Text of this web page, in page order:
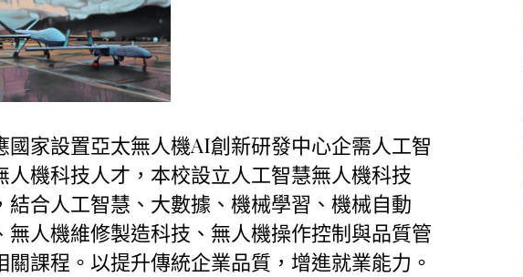
國家設置亞太無人機AI創新研發中心企需人工智
人機科技人才，本校設立人工智慧無人機科技
結合人工智慧、大數據、機械學習、機械自動
無人機維修製造科技、無人機操作控制與品質管
關課程。以提升傳統企業品質，增進就業能力。